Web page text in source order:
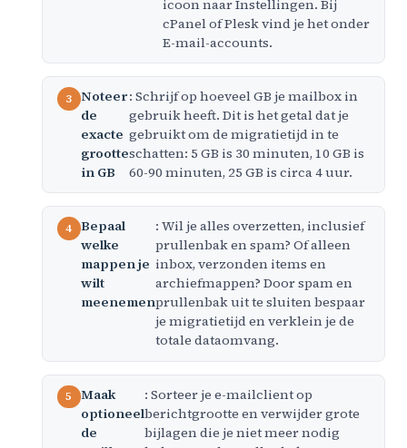
icoon naar Instellingen. Bij
cPanel of Plesk vind je het onder
E-mail-accounts.
Noteer
de
exacte
grootte
in GB
: Schrijf op hoeveel GB je mailbox in
gebruik heeft. Dit is het getal dat je
gebruikt om de migratietijd in te
schatten: 5 GB is 30 minuten, 10 GB is
60-90 minuten, 25 GB is circa 4 uur.
Bepaal
welke
mappen je
wilt
meenemen
: Wil je alles overzetten, inclusief
prullenbak en spam? Of alleen
inbox, verzonden items en
archiefmappen? Door spam en
prullenbak uit te sluiten bespaar
je migratietijd en verklein je de
totale dataomvang.
Maak
optioneel
de
: Sorteer je e-mailclient op
berichtgrootte en verwijder grote
bijlagen die je niet meer nodig